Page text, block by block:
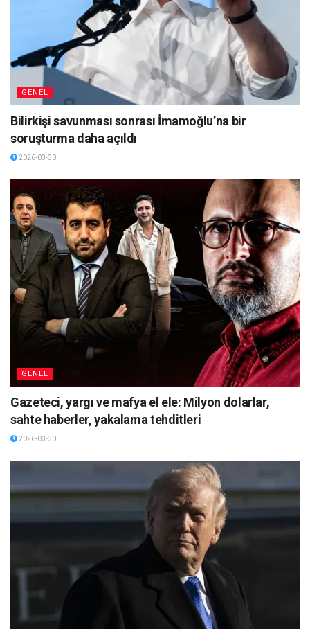
GENEL
Bilirkişi savunması sonrası İmamoğlu’na bir
soruşturma daha açıldı
2026-03-30
GENEL
Gazeteci, yargı ve mafya el ele: Milyon dolarlar,
sahte haberler, yakalama tehditleri
2026-03-30